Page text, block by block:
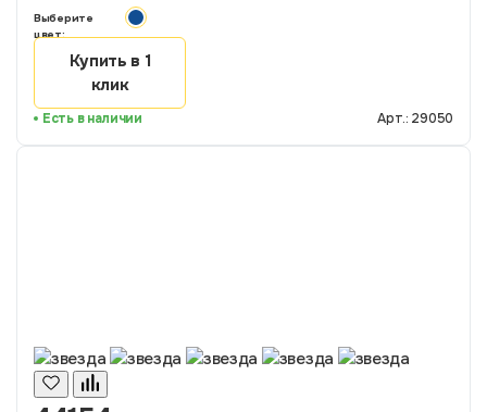
Выберите
цвет:
Купить в 1
клик
Есть в наличии Арт.: 29050